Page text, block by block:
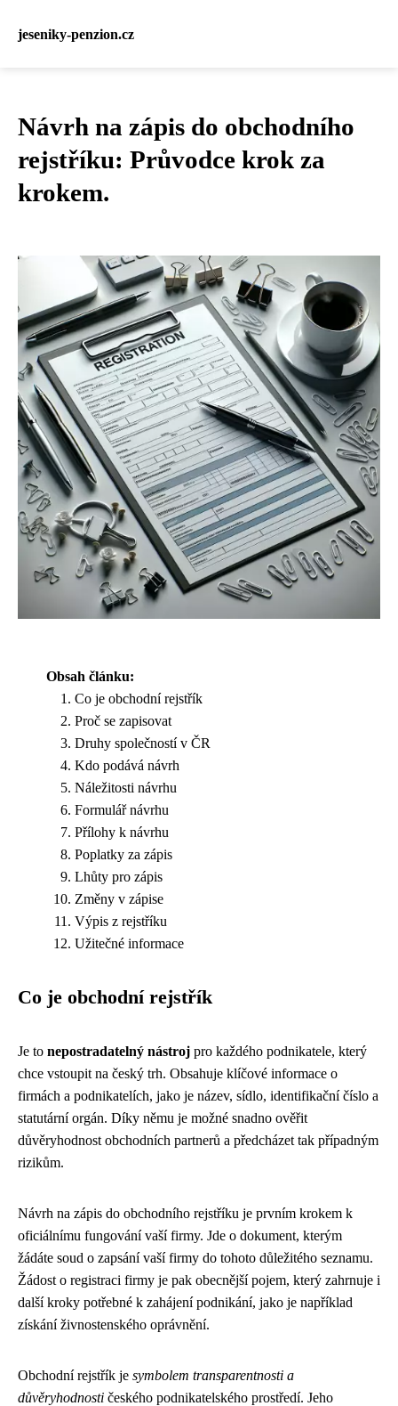
jeseniky-penzion.cz
Návrh na zápis do obchodního
rejstříku: Průvodce krok za
krokem.
Obsah článku:
Co je obchodní rejstřík
Proč se zapisovat
Druhy společností v ČR
Kdo podává návrh
Náležitosti návrhu
Formulář návrhu
Přílohy k návrhu
Poplatky za zápis
Lhůty pro zápis
Změny v zápise
Výpis z rejstříku
Užitečné informace
Co je obchodní rejstřík
Je to nepostradatelný nástroj pro každého podnikatele, který
chce vstoupit na český trh. Obsahuje klíčové informace o
firmách a podnikatelích, jako je název, sídlo, identifikační číslo a
statutární orgán. Díky němu je možné snadno ověřit
důvěryhodnost obchodních partnerů a předcházet tak případným
rizikům.
Návrh na zápis do obchodního rejstříku je prvním krokem k
oficiálnímu fungování vaší firmy. Jde o dokument, kterým
žádáte soud o zapsání vaší firmy do tohoto důležitého seznamu.
Žádost o registraci firmy je pak obecnější pojem, který zahrnuje i
další kroky potřebné k zahájení podnikání, jako je například
získání živnostenského oprávnění.
Obchodní rejstřík je symbolem transparentnosti a
důvěryhodnosti českého podnikatelského prostředí. Jeho